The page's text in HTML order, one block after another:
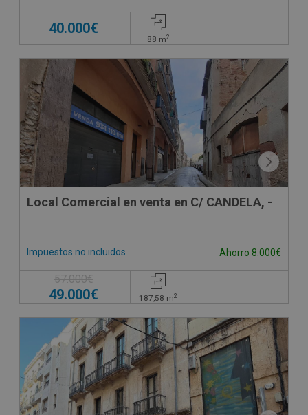
40.000€
88 m2
Local Comercial en venta en C/ CANDELA, -
Impuestos no incluidos Ahorro 8.000€
57.000€
49.000€ 187,58 m2